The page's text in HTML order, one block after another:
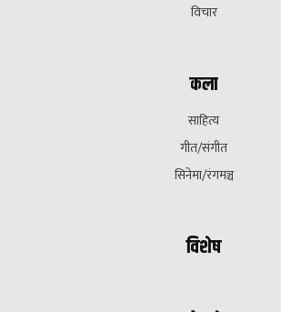
विचार
कला
साहित्य
गीत/संगीत
सिनेमा/रंगमञ्च
विशेष